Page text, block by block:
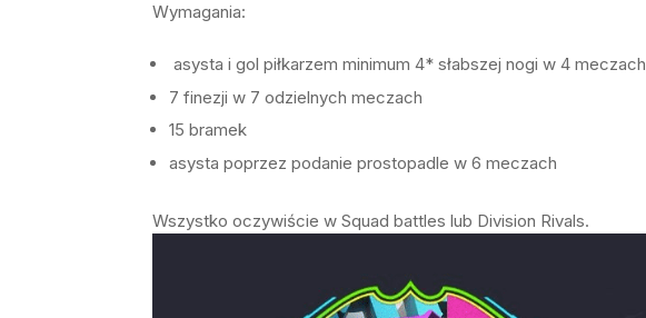
Wymagania:
asysta i gol piłkarzem minimum 4* słabszej nogi w 4 meczach
7 finezji w 7 odzielnych meczach
15 bramek
asysta poprzez podanie prostopadle w 6 meczach
Wszystko oczywiście w Squad battles lub Division Rivals.